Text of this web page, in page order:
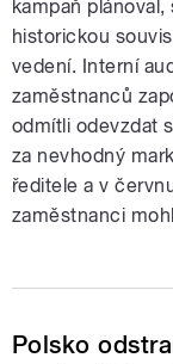
kampaň
historickou
vedení. Interní
zaměstnanců
odmítli odevzdat
za nevhodný
ředitele a v
zaměstnanci
Polsko